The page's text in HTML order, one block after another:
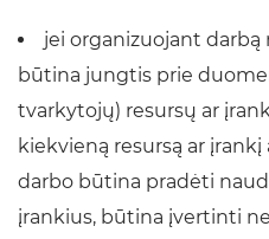
jei organizuojant
būtina jungtis prie
tvarkytojų) resursų ar
kiekvieną resursą ar
darbo būtina pradėti
įrankius, būtina įvertinti